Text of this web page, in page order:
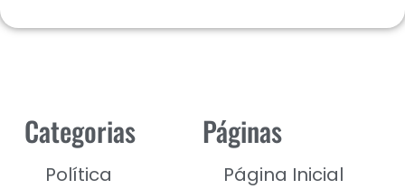
Categorias
Política
Páginas
Página Inicial